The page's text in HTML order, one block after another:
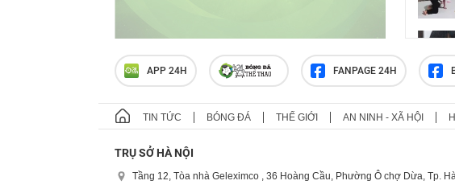
APP 24H FANPAGE 24H
TIN TỨC BÓNG ĐÁ THẾ GIỚI AN NINH - XÃ HỘI
TRỤ SỞ HÀ NỘI
Tầng 12, Tòa nhà Geleximco , 36 Hoàng Cầu, Phường Ô chợ Dừa, Tp.